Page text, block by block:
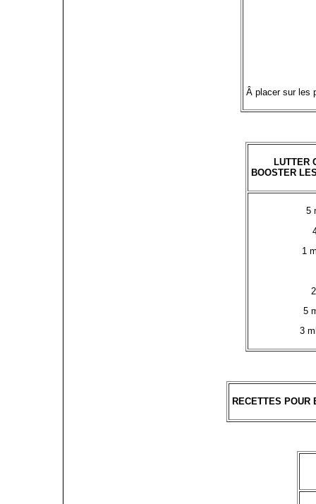
Â placer sur les
LUTTER
BOOSTER
5
1
5
3
RECETTES POUR